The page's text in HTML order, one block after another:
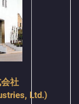
社
Industries,